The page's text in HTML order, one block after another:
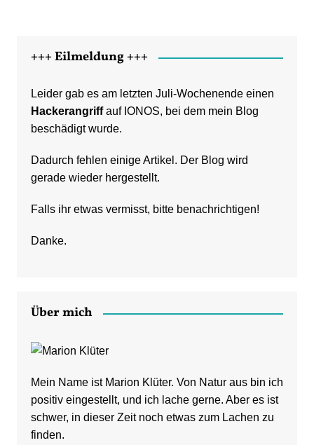
+++ Eilmeldung +++
Leider gab es am letzten Juli-Wochenende einen
Hackerangriffauf IONOS, bei dem mein Blog
beschädigt wurde.
Dadurch fehlen einige Artikel. Der Blog wird
gerade wieder hergestellt.
Falls ihr etwas vermisst, bitte benachrichtigen!
Danke.
Über mich
Mein Name ist Marion Klüter. Von Natur aus bin ich
positiv eingestellt, und ich lache gerne. Aber es ist
schwer, in dieser Zeit noch etwas zum Lachen zu
finden.